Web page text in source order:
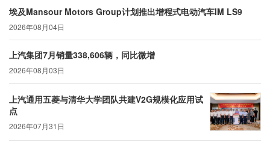
埃及Mansour Motors Group计划推出增程式电动汽车IM LS9
2026年08月04日
上汽集团7月销量338,606辆，同比微增
2026年08月03日
上汽通用五菱与清华大学团队共建V2G规模化应用试
点
2026年07月31日